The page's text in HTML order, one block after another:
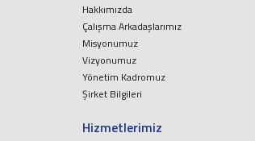
Hakkımızda
Çalışma Arkadaşlarımız
Misyonumuz
Vizyonumuz
Yönetim Kadromuz
Şirket Bilgileri
Hizmetlerimiz